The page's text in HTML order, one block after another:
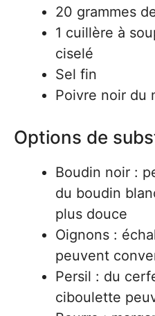
20 grammes
1 cuillère à
ciselé
Sel fin
Poivre noir du
Options de
Boudin noir :
du boudin
plus douce
Oignons :
peuvent
Persil : du
ciboulette